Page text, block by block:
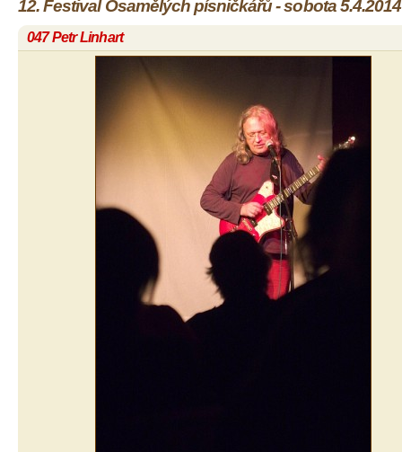
12. Festival Osamělých písničkářů - sobota 5.4.2014
047 Petr Linhart